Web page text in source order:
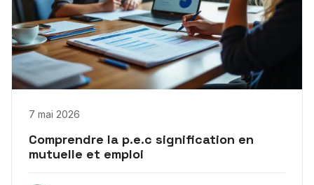
7 mai 2026
Comprendre la p.e.c signification en
mutuelle et emploi